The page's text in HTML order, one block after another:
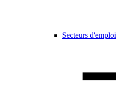
Secteurs d'emploi